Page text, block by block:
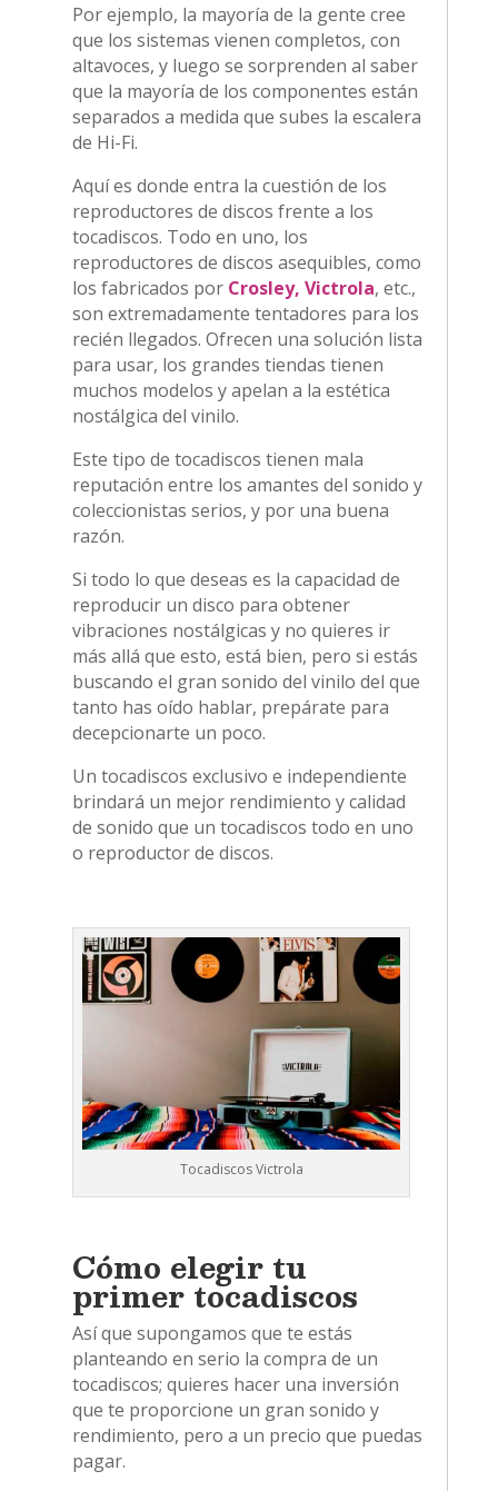
Por ejemplo, la mayoría de la gente cree
que los sistemas vienen completos, con
altavoces, y luego se sorprenden al saber
que la mayoría de los componentes están
separados a medida que subes la escalera
de Hi-Fi.
Aquí es donde entra la cuestión de los
reproductores de discos frente a los
tocadiscos. Todo en uno, los
reproductores de discos asequibles, como
los fabricados por Crosley, Victrola, etc.,
son extremadamente tentadores para los
recién llegados. Ofrecen una solución lista
para usar, los grandes tiendas tienen
muchos modelos y apelan a la estética
nostálgica del vinilo.
Este tipo de tocadiscos tienen mala
reputación entre los amantes del sonido y
coleccionistas serios, y por una buena
razón.
Si todo lo que deseas es la capacidad de
reproducir un disco para obtener
vibraciones nostálgicas y no quieres ir
más allá que esto, está bien, pero si estás
buscando el gran sonido del vinilo del que
tanto has oído hablar, prepárate para
decepcionarte un poco.
Un tocadiscos exclusivo e independiente
brindará un mejor rendimiento y calidad
de sonido que un tocadiscos todo en uno
o reproductor de discos.
Tocadiscos Victrola
Cómo elegir tu
primer tocadiscos
Así que supongamos que te estás
planteando en serio la compra de un
tocadiscos; quieres hacer una inversión
que te proporcione un gran sonido y
rendimiento, pero a un precio que puedas
pagar.